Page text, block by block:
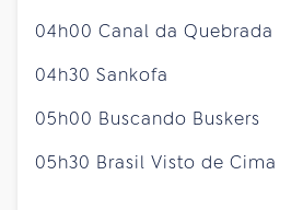
04h00 Canal da Quebrada
04h30 Sankofa
05h00 Buscando Buskers
05h30 Brasil Visto de Cima